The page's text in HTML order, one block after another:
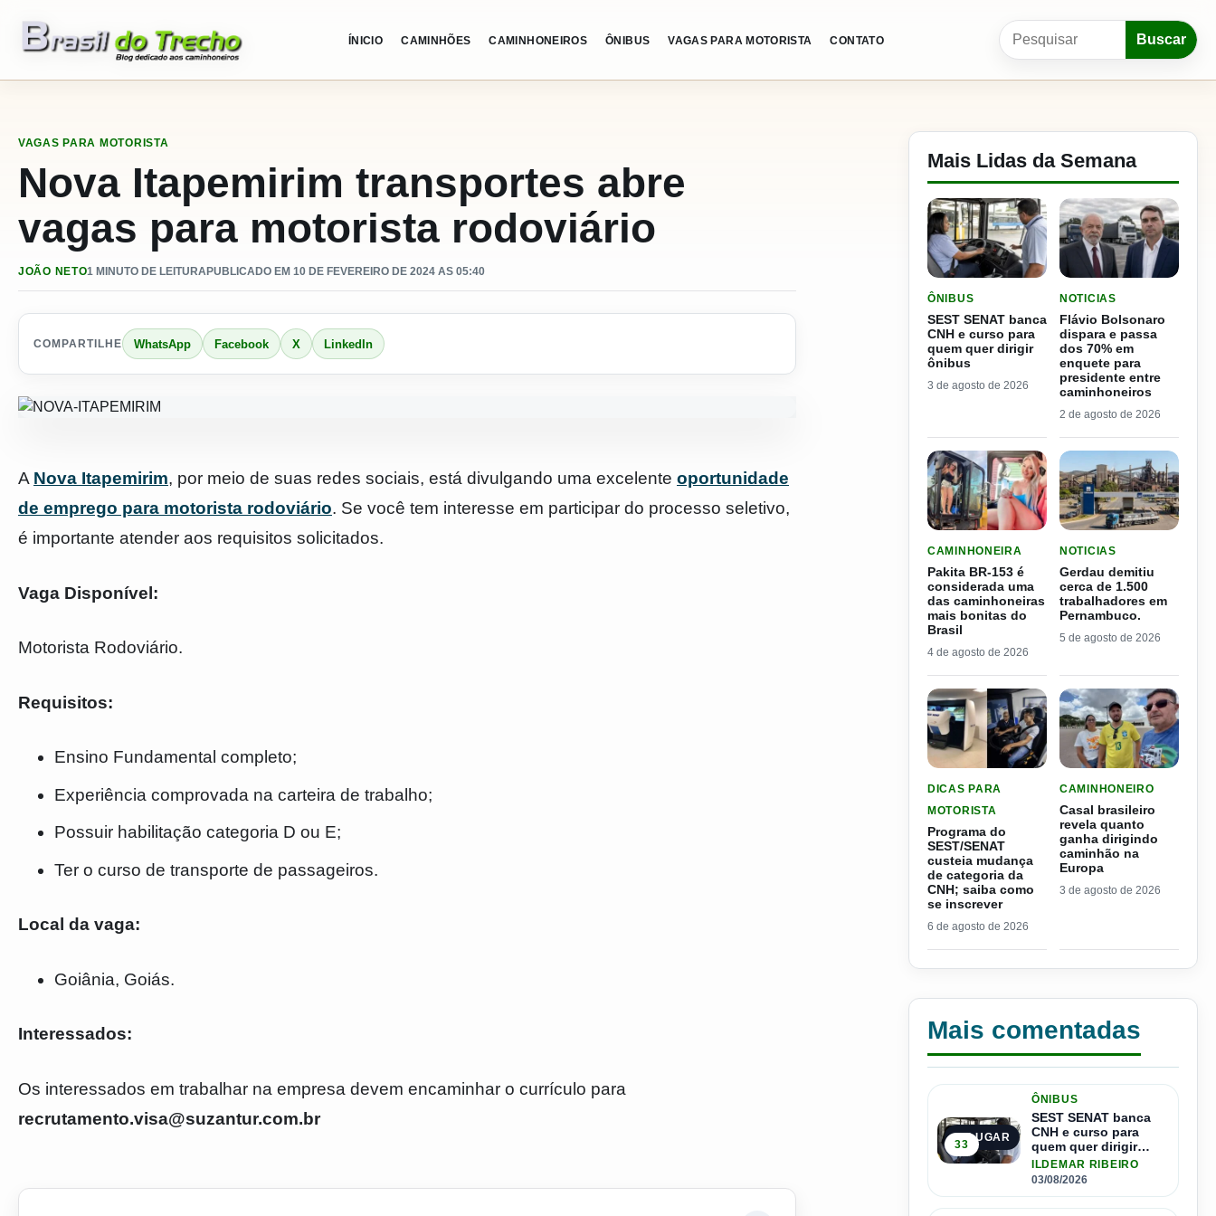
ÍNICIO CAMINHÕES CAMINHONEIROS ÔNIBUS VAGAS PARA MOTORISTA CONTATO
Pesquisar por:
Buscar
VAGAS PARA MOTORISTA
Nova Itapemirim transportes abre
vagas para motorista rodoviário
JOÃO NETO1 MINUTO DE LEITURAPUBLICADO EM 10 DE FEVEREIRO DE 2024 AS 05:40
COMPARTILHE WhatsApp Facebook X LinkedIn
A Nova Itapemirim, por meio de suas redes sociais, está divulgando uma excelente oportunidade
de emprego para motorista rodoviário. Se você tem interesse em participar do processo seletivo,
é importante atender aos requisitos solicitados.
Vaga Disponível:
Motorista Rodoviário.
Requisitos:
Ensino Fundamental completo;
Experiência comprovada na carteira de trabalho;
Possuir habilitação categoria D ou E;
Ter o curso de transporte de passageiros.
Local da vaga:
Goiânia, Goiás.
Interessados:
Os interessados em trabalhar na empresa devem encaminhar o currículo para
recrutamento.visa@suzantur.com.br
Mais Lidas da Semana
ÔNIBUS
SEST SENAT banca
CNH e curso para
quem quer dirigir
ônibus
3 de agosto de 2026
NOTICIAS
Flávio Bolsonaro
dispara e passa
dos 70% em
enquete para
presidente entre
caminhoneiros
2 de agosto de 2026
CAMINHONEIRA
Pakita BR-153 é
considerada uma
das caminhoneiras
mais bonitas do
Brasil
4 de agosto de 2026
NOTICIAS
Gerdau demitiu
cerca de 1.500
trabalhadores em
Pernambuco.
5 de agosto de 2026
DICAS PARA
MOTORISTA
Programa do
SEST/SENAT
custeia mudança
de categoria da
CNH; saiba como
se inscrever
6 de agosto de 2026
CAMINHONEIRO
Casal brasileiro
revela quanto
ganha dirigindo
caminhão na
Europa
3 de agosto de 2026
Mais comentadas
1º LUGAR
33
ÔNIBUS
SEST SENAT banca
CNH e curso para
quem quer dirigir
ônibus
ILDEMAR RIBEIRO
03/08/2026